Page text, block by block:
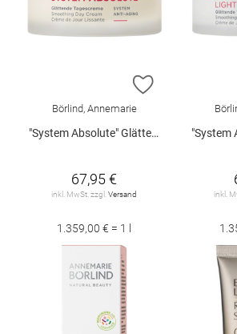
ZUR
Börlind, Annemarie
"System Absolute" Glättende Tagescreme 50 ml
67,95 €
inkl. MwSt. zzgl. Versand
1.359,00 € = 1 l
"System
inkl.